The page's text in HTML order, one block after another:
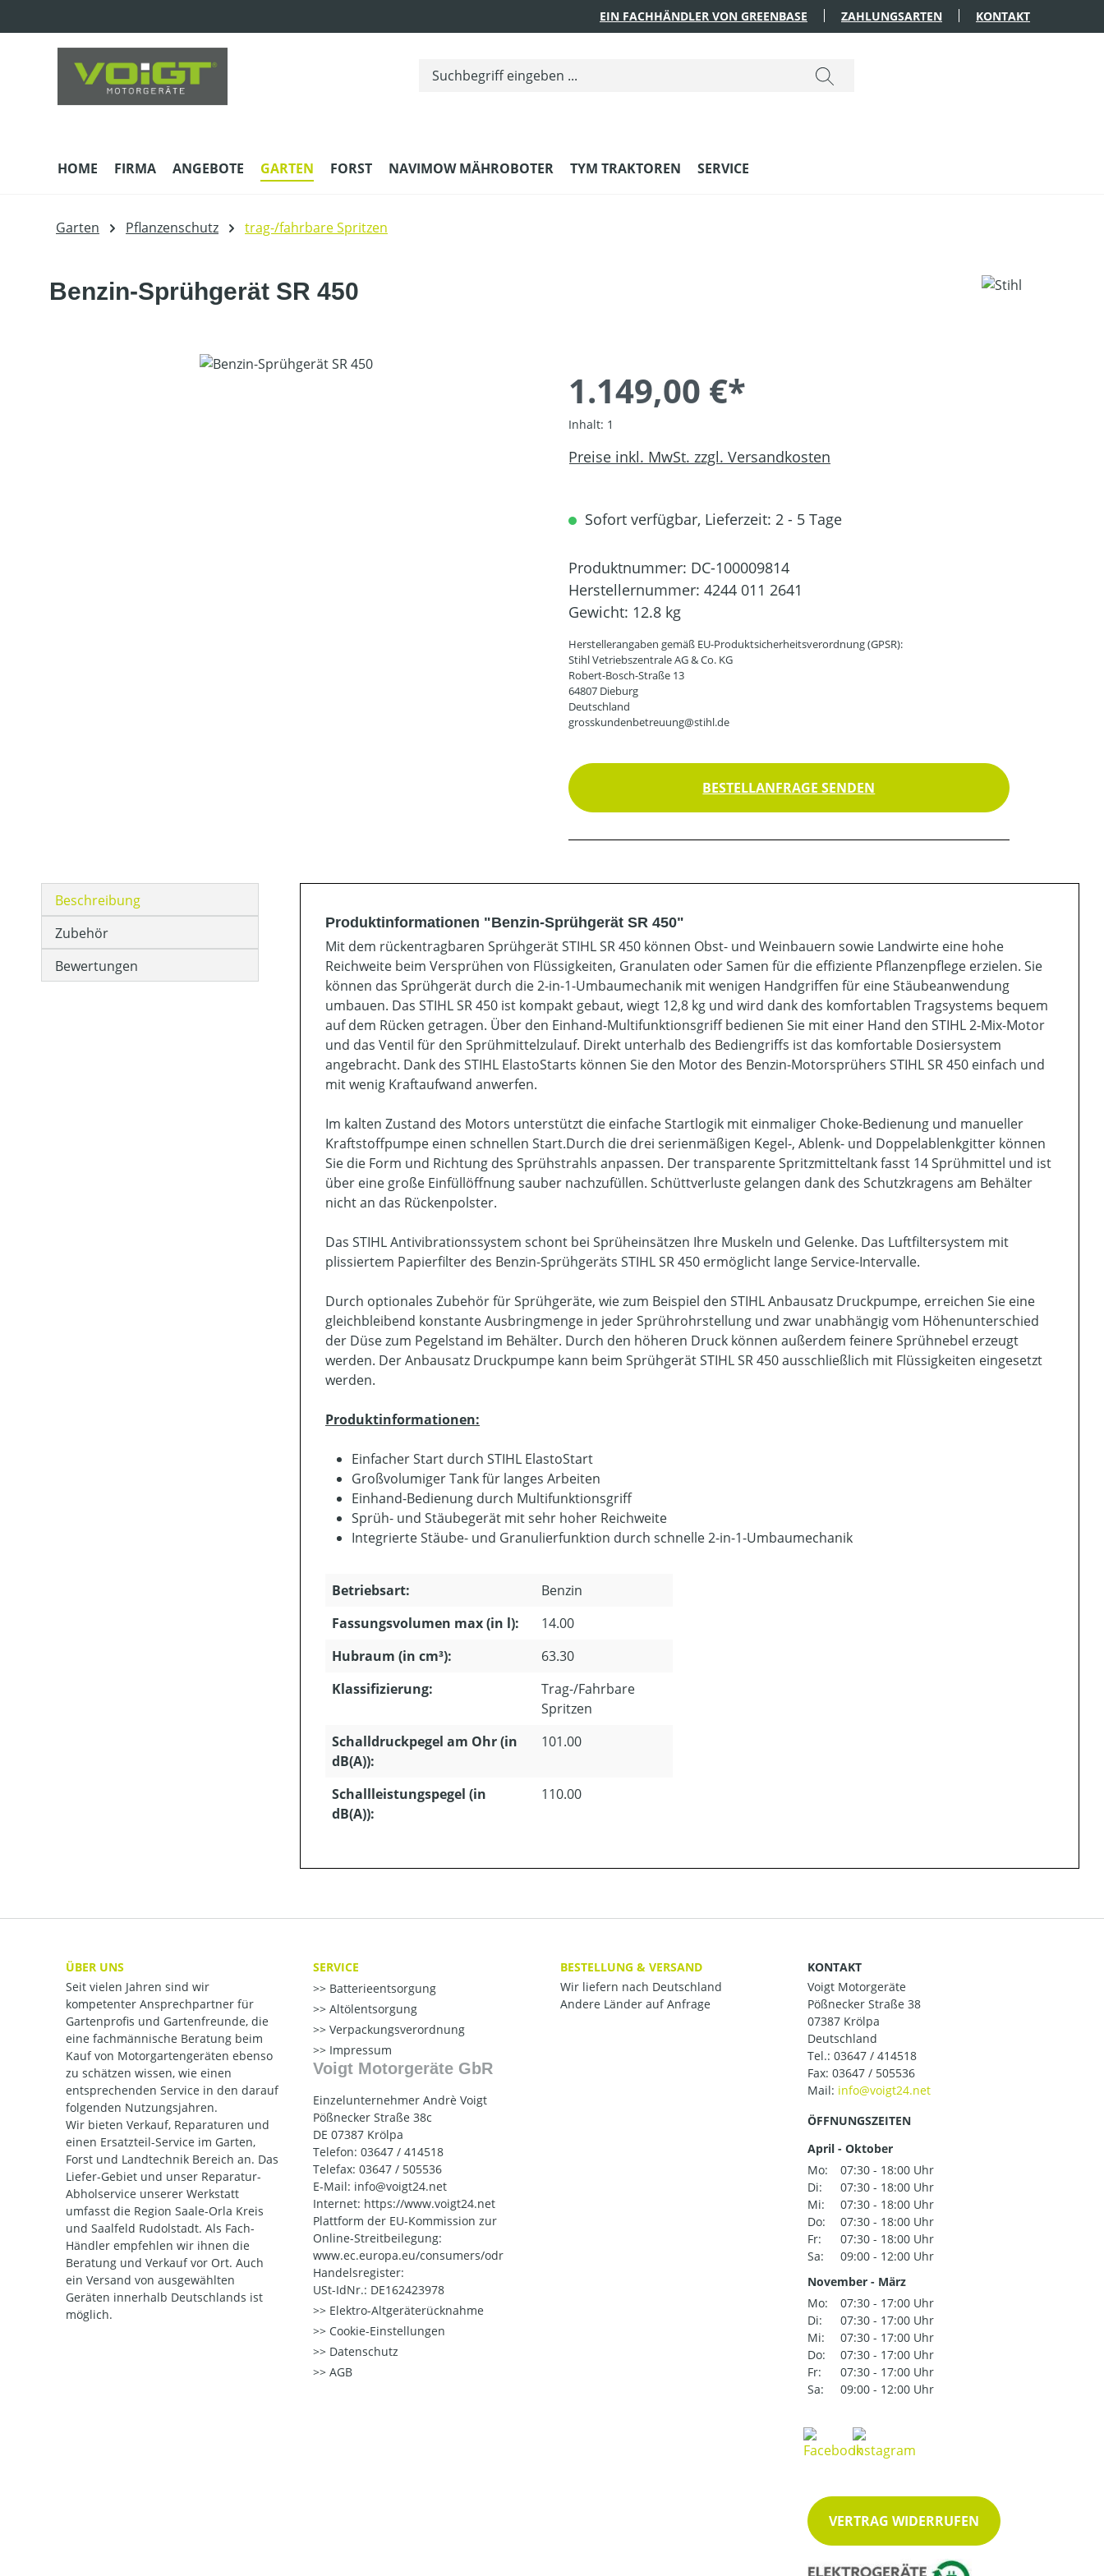
EIN FACHHÄNDLER VON GREENBASE ZAHLUNGSARTEN KONTAKT
HOME FIRMA ANGEBOTE GARTEN FORST NAVIMOW MÄHROBOTER TYM TRAKTOREN SERVICE
Garten Pflanzenschutz trag-/fahrbare Spritzen
Benzin-Sprühgerät SR 450
Bildergalerie überspringen
1.149,00 €*
Inhalt: 1
Preise inkl. MwSt. zzgl. Versandkosten
Sofort verfügbar, Lieferzeit: 2 - 5 Tage
Produktnummer: DC-100009814
Herstellernummer: 4244 011 2641
Gewicht: 12.8 kg
Herstellerangaben gemäß EU-Produktsicherheitsverordnung (GPSR):
Stihl Vetriebszentrale AG & Co. KG
Robert-Bosch-Straße 13
64807 Dieburg
Deutschland
grosskundenbetreuung@stihl.de
BESTELLANFRAGE SENDEN
Beschreibung
Zubehör
Bewertungen
Produktinformationen "Benzin-Sprühgerät SR 450"
Mit dem rückentragbaren Sprühgerät STIHL SR 450 können Obst- und Weinbauern sowie Landwirte eine hohe
Reichweite beim Versprühen von Flüssigkeiten, Granulaten oder Samen für die effiziente Pflanzenpflege erzielen. Sie
können das Sprühgerät durch die 2-in-1-Umbaumechanik mit wenigen Handgriffen für eine Stäubeanwendung
umbauen. Das STIHL SR 450 ist kompakt gebaut, wiegt 12,8 kg und wird dank des komfortablen Tragsystems bequem
auf dem Rücken getragen. Über den Einhand-Multifunktionsgriff bedienen Sie mit einer Hand den STIHL 2-Mix-Motor
und das Ventil für den Sprühmittelzulauf. Direkt unterhalb des Bediengriffs ist das komfortable Dosiersystem
angebracht. Dank des STIHL ElastoStarts können Sie den Motor des Benzin-Motorsprühers STIHL SR 450 einfach und
mit wenig Kraftaufwand anwerfen.
Im kalten Zustand des Motors unterstützt die einfache Startlogik mit einmaliger Choke-Bedienung und manueller
Kraftstoffpumpe einen schnellen Start.Durch die drei serienmäßigen Kegel-, Ablenk- und Doppelablenkgitter können
Sie die Form und Richtung des Sprühstrahls anpassen. Der transparente Spritzmitteltank fasst 14 Sprühmittel und ist
über eine große Einfüllöffnung sauber nachzufüllen. Schüttverluste gelangen dank des Schutzkragens am Behälter
nicht an das Rückenpolster.
Das STIHL Antivibrationssystem schont bei Sprüheinsätzen Ihre Muskeln und Gelenke. Das Luftfiltersystem mit
plissiertem Papierfilter des Benzin-Sprühgeräts STIHL SR 450 ermöglicht lange Service-Intervalle.
Durch optionales Zubehör für Sprühgeräte, wie zum Beispiel den STIHL Anbausatz Druckpumpe, erreichen Sie eine
gleichbleibend konstante Ausbringmenge in jeder Sprührohrstellung und zwar unabhängig vom Höhenunterschied
der Düse zum Pegelstand im Behälter. Durch den höheren Druck können außerdem feinere Sprühnebel erzeugt
werden. Der Anbausatz Druckpumpe kann beim Sprühgerät STIHL SR 450 ausschließlich mit Flüssigkeiten eingesetzt
werden.
Produktinformationen:
Einfacher Start durch STIHL ElastoStart
Großvolumiger Tank für langes Arbeiten
Einhand-Bedienung durch Multifunktionsgriff
Sprüh- und Stäubegerät mit sehr hoher Reichweite
Integrierte Stäube- und Granulierfunktion durch schnelle 2-in-1-Umbaumechanik
Betriebsart:
Benzin
Fassungsvolumen max (in l):
14.00
Hubraum (in cm³):
63.30
Klassifizierung:
Trag-/Fahrbare
Spritzen
Schalldruckpegel am Ohr (in
dB(A)):
101.00
Schallleistungspegel (in
dB(A)):
110.00
ÜBER UNS
Seit vielen Jahren sind wir
kompetenter Ansprechpartner für
Gartenprofis und Gartenfreunde, die
eine fachmännische Beratung beim
Kauf von Motorgartengeräten ebenso
zu schätzen wissen, wie einen
entsprechenden Service in den darauf
folgenden Nutzungsjahren.
Wir bieten Verkauf, Reparaturen und
einen Ersatzteil-Service im Garten,
Forst und Landtechnik Bereich an. Das
Liefer-Gebiet und unser Reparatur-
Abholservice unserer Werkstatt
umfasst die Region Saale-Orla Kreis
und Saalfeld Rudolstadt. Als Fach-
Händler empfehlen wir ihnen die
Beratung und Verkauf vor Ort. Auch
ein Versand von ausgewählten
Geräten innerhalb Deutschlands ist
möglich.
SERVICE
Batterieentsorgung
Altölentsorgung
Verpackungsverordnung
Impressum
Voigt Motorgeräte GbR
Einzelunternehmer Andrè Voigt
Pößnecker Straße 38c
DE 07387 Krölpa
Telefon: 03647 / 414518
Telefax: 03647 / 505536
E-Mail: info@voigt24.net
Internet: https://www.voigt24.net
Plattform der EU-Kommission zur
Online-Streitbeilegung:
www.ec.europa.eu/consumers/odr
Handelsregister:
USt-IdNr.: DE162423978
Elektro-Altgeräterücknahme
Cookie-Einstellungen
Datenschutz
AGB
BESTELLUNG & VERSAND
Wir liefern nach Deutschland
Andere Länder auf Anfrage
KONTAKT
Voigt Motorgeräte
Pößnecker Straße 38
07387 Krölpa
Deutschland
Tel.: 03647 / 414518
Fax: 03647 / 505536
Mail:
ÖFFNUNGSZEITEN
April - Oktober
Mo:
07:30 - 18:00 Uhr
Di:
07:30 - 18:00 Uhr
Mi:
07:30 - 18:00 Uhr
Do:
07:30 - 18:00 Uhr
Fr:
07:30 - 18:00 Uhr
Sa:
09:00 - 12:00 Uhr
November - März
Mo:
07:30 - 17:00 Uhr
Di:
07:30 - 17:00 Uhr
Mi:
07:30 - 17:00 Uhr
Do:
07:30 - 17:00 Uhr
Fr:
07:30 - 17:00 Uhr
Sa:
09:00 - 12:00 Uhr
VERTRAG WIDERRUFEN